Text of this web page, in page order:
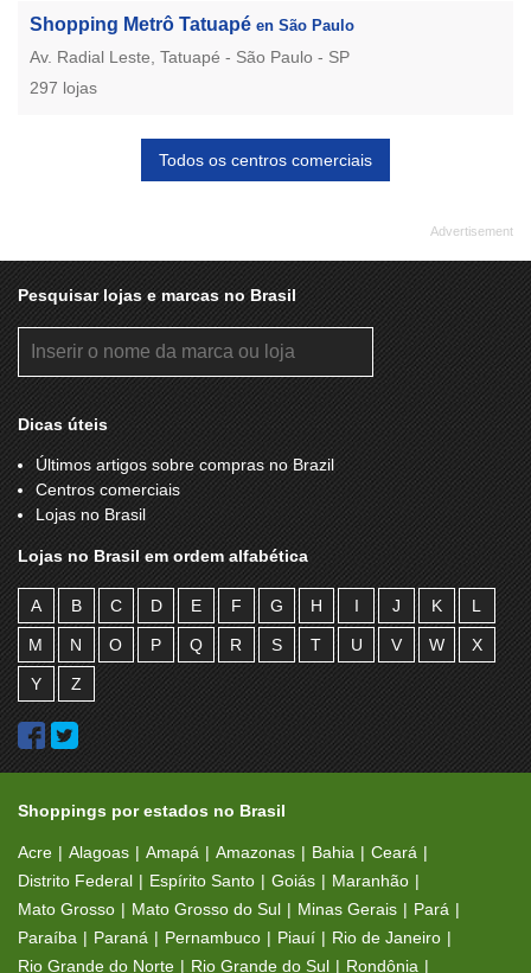
Shopping Metrô Tatuapé en São Paulo
Av. Radial Leste, Tatuapé - São Paulo - SP
297 lojas
Todos os centros comerciais
Pesquisar lojas e marcas no Brasil
Dicas úteis
Últimos artigos sobre compras no Brazil
Centros comerciais
Lojas no Brasil
Lojas no Brasil em ordem alfabética
A B C D E F G H I J K L
M N O P Q R S T U V W X
Y Z
Shoppings por estados no Brasil
Acre Alagoas Amapá Amazonas Bahia
Ceará
Distrito Federal
Espírito Santo Goiás
Maranhão
Mato Grosso
Mato Grosso do Sul Minas Gerais
Pará
Paraíba
Paraná Pernambuco Piauí
Rio de Janeiro
Rio Grande do Norte
Rio Grande do Sul Rondônia